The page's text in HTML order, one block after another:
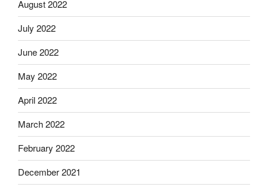
August 2022
July 2022
June 2022
May 2022
April 2022
March 2022
February 2022
December 2021